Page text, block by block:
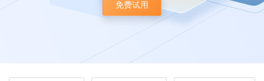
免费试用